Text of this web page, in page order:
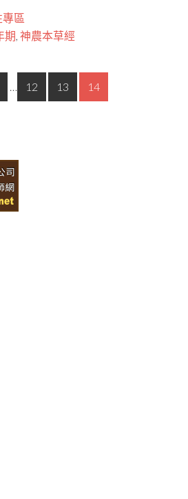
專區
期,神農本草經
… 12 13 14